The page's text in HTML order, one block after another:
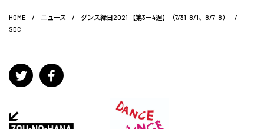
HOME / ニュース / ダンス縁日2021 【第3ー4週】（7/31–8/1、8/7–8）
/
SDC